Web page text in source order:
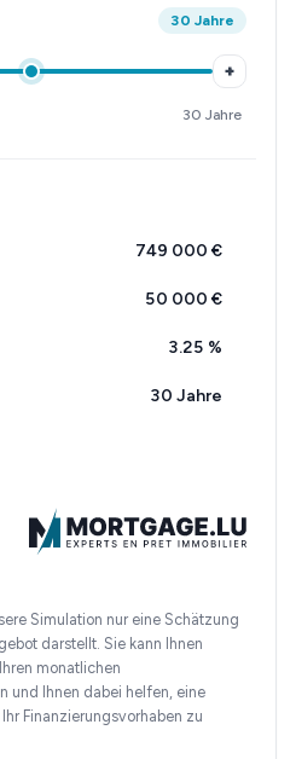
30 Jahre
+
30 Jahre
749 000 €
50 000 €
3.25 %
30 Jahre
Simulation nur eine Schätzung
darstellt. Sie kann Ihnen
monatlichen
und Ihnen dabei helfen, eine
Finanzierungsvorhaben zu